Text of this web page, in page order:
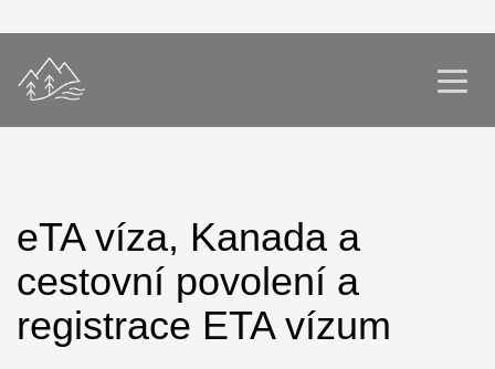
eTA víza, Kanada a
cestovní povolení a
registrace ETA vízum